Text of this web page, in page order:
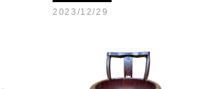
2023/12/29